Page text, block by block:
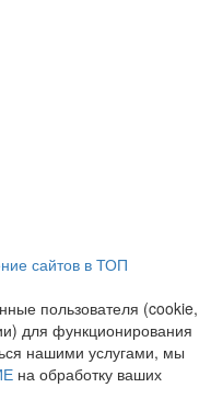
сайтов в ТОП
пользователя (cookie,
для функционирования
нашими услугами, мы
на обработку ваших